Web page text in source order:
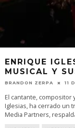
ENRIQUE
MUSICAL Y
BRANDON ZERPA 11
El cantante,
Iglesias, ha cerrado un
Media Partners,